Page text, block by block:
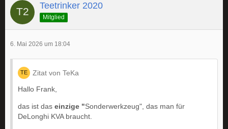
Teetrinker 2020
Mitglied
6. Mai 2026 um 18:04
Zitat von TeKa
Hallo Frank,
das ist das einzige "Sonderwerkzeug", das man für
DeLonghi KVA braucht.